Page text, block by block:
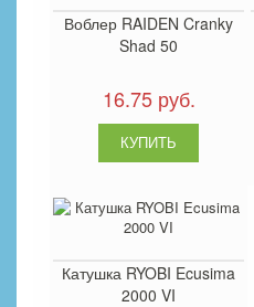
Воблер RAIDEN Cranky
Shad 50
16.75 руб.
Катушка RYOBI Ecusima
2000 VI